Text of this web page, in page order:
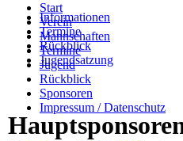
Start
Verein
Mannschaften
Termine
Jugend
Rückblick
Sponsoren
Impressum / Datenschutz
Informationen
Termine
Rückblick
Jugendsatzung